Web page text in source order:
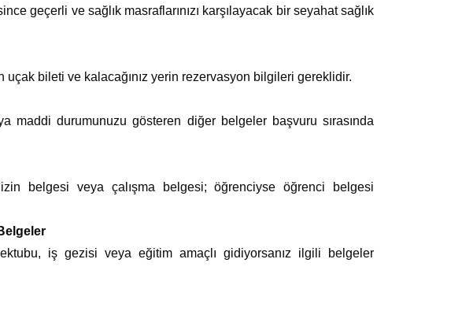
geçerli ve sağlık masraflarınızı karşılayacak bir seyahat sağlık
uçak bileti ve kalacağınız yerin rezervasyon bilgileri gereklidir.
maddi durumunuzu gösteren diğer belgeler başvuru sırasında
izin belgesi veya çalışma belgesi; öğrenciyse öğrenci belgesi
iş gezisi veya eğitim amaçlı gidiyorsanız ilgili belgeler